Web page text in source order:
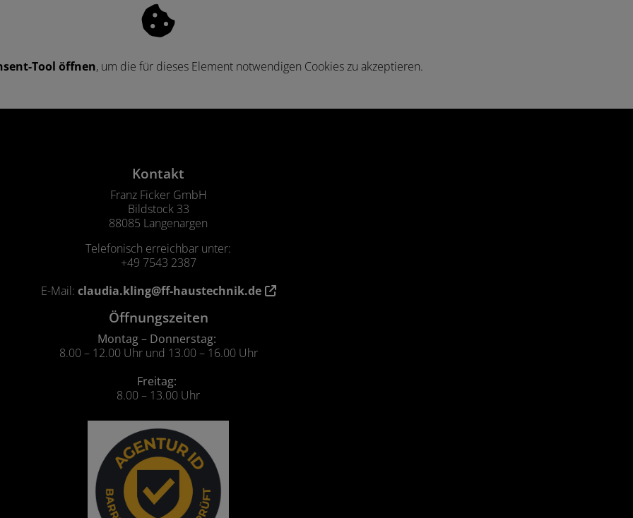
Tool öffnen, um die für dieses Element notwendigen Cookies zu akzeptieren.
Kontakt
Franz Ficker GmbH
Bildstock 33
88085 Langenargen
Telefonisch erreichbar unter:
+49 7543 2387
E-Mail: claudia.kling@ff-haustechnik.de
Öffnungszeiten
Montag – Donnerstag:
8.00 – 12.00 Uhr und 13.00 – 16.00 Uhr
Freitag:
8.00 – 13.00 Uhr